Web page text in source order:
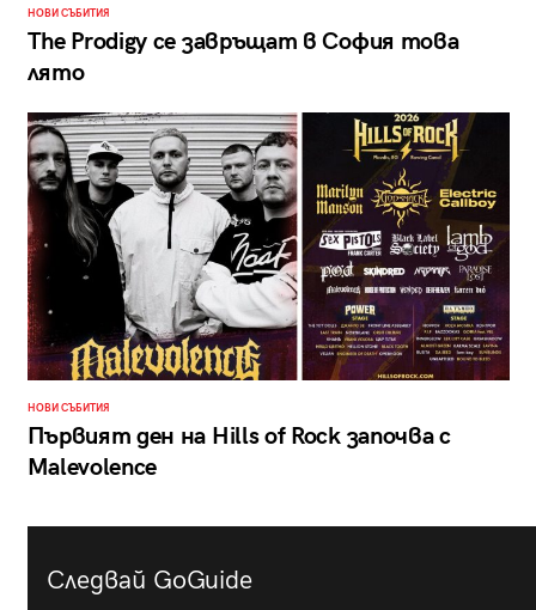
НОВИ СЪБИТИЯ
The Prodigy се завръщат в София това
лято
НОВИ СЪБИТИЯ
Първият ден на Hills of Rock започва с
Malevolence
Следвай GoGuide